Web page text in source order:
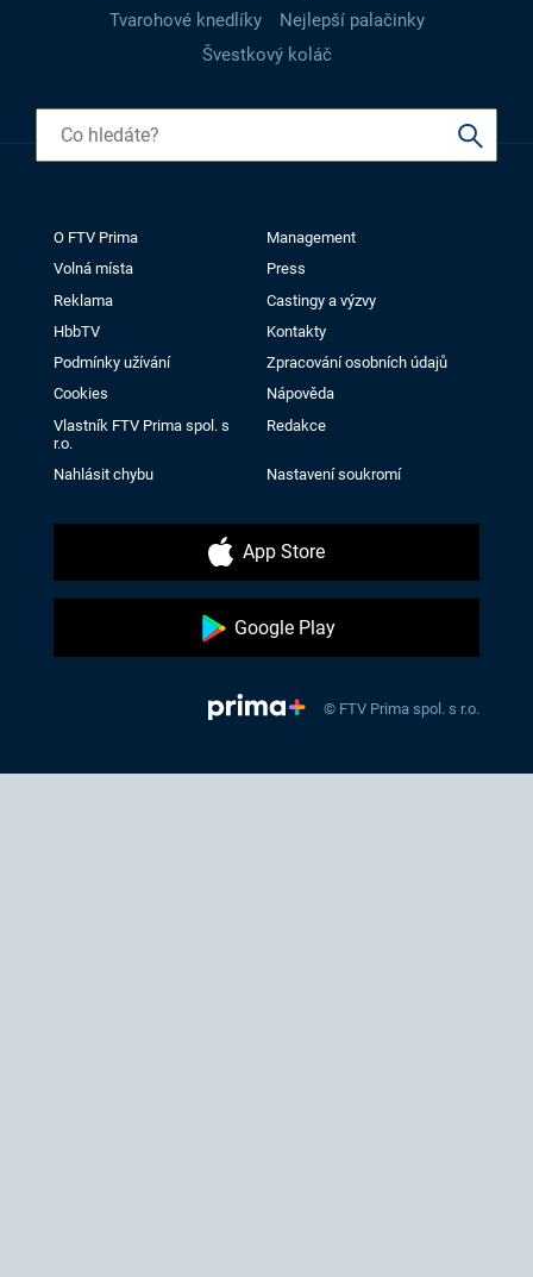
Tvarohové knedlíky
Nejlepší palačinky
Švestkový koláč
O FTV Prima
Management
Volná místa
Press
Reklama
Castingy a výzvy
HbbTV
Kontakty
Podmínky užívání
Zpracování osobních údajů
Cookies
Nápověda
Vlastník FTV Prima spol. s
r.o.
Redakce
Nahlásit chybu Nastavení soukromí
App Store
Google Play
© FTV Prima spol. s r.o.